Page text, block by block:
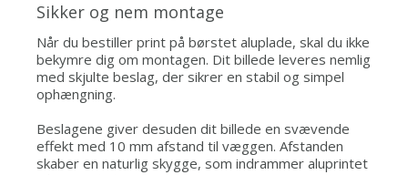
Sikker og nem montage
Når du bestiller print på børstet aluplade, skal du ikke
bekymre dig om montagen. Dit billede leveres nemlig
med skjulte beslag, der sikrer en stabil og simpel
ophængning.
Beslagene giver desuden dit billede en svævende
effekt med 10 mm afstand til væggen. Afstanden
skaber en naturlig skygge, som indrammer aluprintet